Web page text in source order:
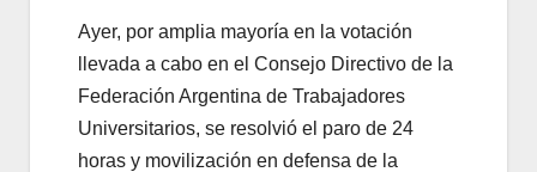
Ayer, por amplia mayoría en la votación
llevada a cabo en el Consejo Directivo de la
Federación Argentina de Trabajadores
Universitarios, se resolvió el paro de 24
horas y movilización en defensa de la